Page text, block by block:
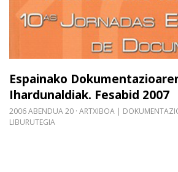
Espainako
Ihardunaldiak. Fesabid 2007
2006 ABENDUA 20 ARTXIBOA |
LIBURUTEGIA